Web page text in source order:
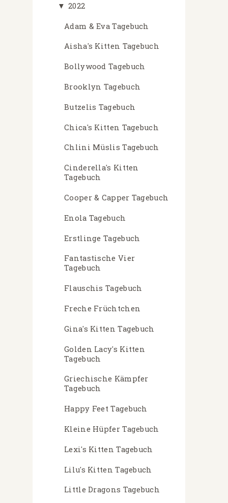
▼ 2022
Adam & Eva Tagebuch
Aisha's Kitten Tagebuch
Bollywood Tagebuch
Brooklyn Tagebuch
Butzelis Tagebuch
Chica's Kitten Tagebuch
Chlini Müslis Tagebuch
Cinderella's Kitten
Tagebuch
Cooper & Capper Tagebuch
Enola Tagebuch
Erstlinge Tagebuch
Fantastische Vier
Tagebuch
Flauschis Tagebuch
Freche Früchtchen
Gina's Kitten Tagebuch
Golden Lacy's Kitten
Tagebuch
Griechische Kämpfer
Tagebuch
Happy Feet Tagebuch
Kleine Hüpfer Tagebuch
Lexi's Kitten Tagebuch
Lilu's Kitten Tagebuch
Little Dragons Tagebuch